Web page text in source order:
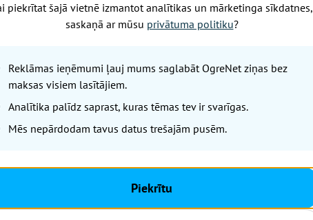
piekrītat šajā vietnē izmantot analītikas un mārketinga sīkdatnes,
saskaņā ar mūsu privātuma politiku?
Reklāmas ieņēmumi ļauj mums saglabāt OgreNet ziņas bez
maksas visiem lasītājiem.
Analītika palīdz saprast, kuras tēmas tev ir svarīgas.
Mēs nepārdodam tavus datus trešajām pusēm.
Piekrītu